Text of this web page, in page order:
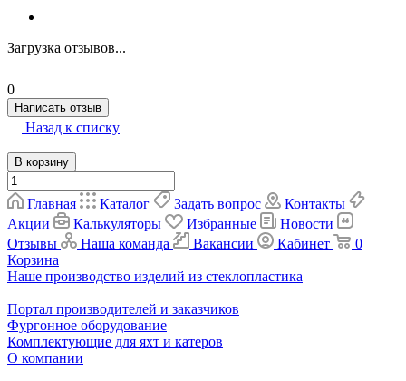
Загрузка отзывов...
0
Написать отзыв
Назад к списку
В корзину
Главная Каталог Задать вопрос
Контакты
Акции
Калькуляторы Избранные
Новости
Отзывы
Наша команда Вакансии Кабинет
0
Корзина
Наше производство изделий из стеклопластика
Портал производителей и заказчиков
Фургонное оборудование
Комплектующие для яхт и катеров
О компании